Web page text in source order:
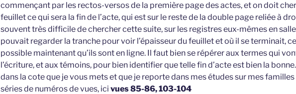
commençant par les rectos-versos de la première page des actes, et on doit
feuillet ce qui sera la fin de l’acte, qui est sur le reste de la double page reliée à
souvent très difficile de chercher cette suite, sur les registres eux-mêmes en
pouvait regarder la tranche pour voir l’épaisseur du feuillet et où il se terminait,
possible maintenant qu’ils sont en ligne. Il faut bien se répérer aux termes qui
l’écriture, et aux témoins, pour bien identifier que telle fin d’acte est bien la
dans la cote que je vous mets et que je reporte dans mes études sur mes
séries de numéros de vues, ici vues 85-86, 103-104